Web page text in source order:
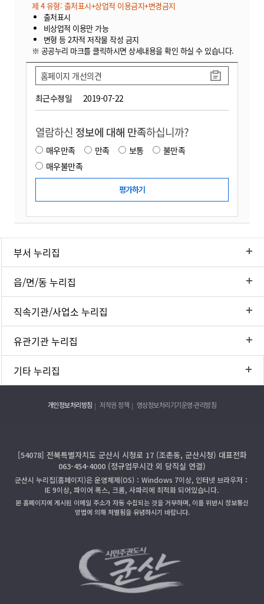
제 4 유형: 출처표시+상업적 이용금지+변경금지
출처표시
비상업적 이용만 가능
변형 등 2차적 저작물 작성 금지
※ 공공누리 마크를 클릭하시면 상세내용을 확인 하실 수 있습니다.
최근수정일 2019-07-22
홈페이지 개선의견
열람하신 정보에 대해 만족하십니까?
매우만족 만족 보통
불만족
매우불만족
부서 누리집
읍/면/동 누리집
직속기관/사업소 누리집
유관기관 누리집
기타 누리집
개인정보처리방침 저작권 정책 영상정보처리기기운영·관리방침
[54078] 전북특별자치도 군산시 시청로 17 (조촌동, 군산시청) 대표전화
063-454-4000 (정규업무시간 외 당직실 연결)
군산시 누리집(홈페이지)은 운영체제(OS)：Windows 7이상, 인터넷 브라우저：
IE 9이상, 파이어 폭스, 크롬, 사파리에 최적화 되어있습니다.
본 홈페이지에 게시된 이메일 주소가 자동 수집되는 것을 거부하며, 이를 위반시 정보통신
망법에 의해 처벌됨을 유념하시기 바랍니다.